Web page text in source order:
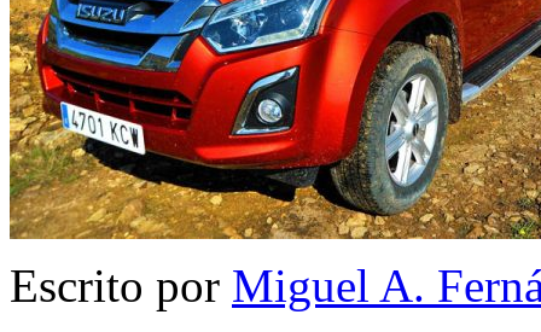
Escrito por Miguel A.